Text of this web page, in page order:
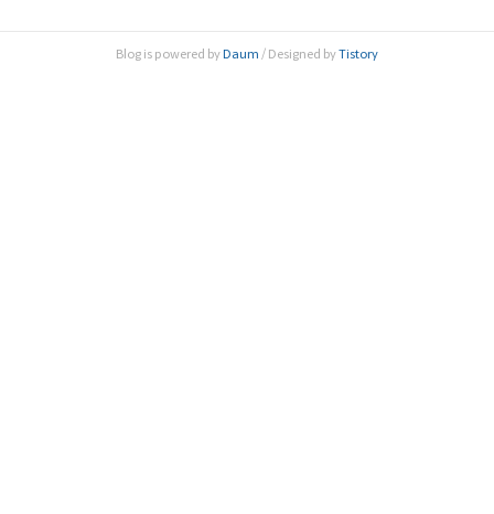
각 분야에서 절정의 연구기량을 보이고 있는 젊은 연구자들이
Blog is powered byDaum / Designed byTistory